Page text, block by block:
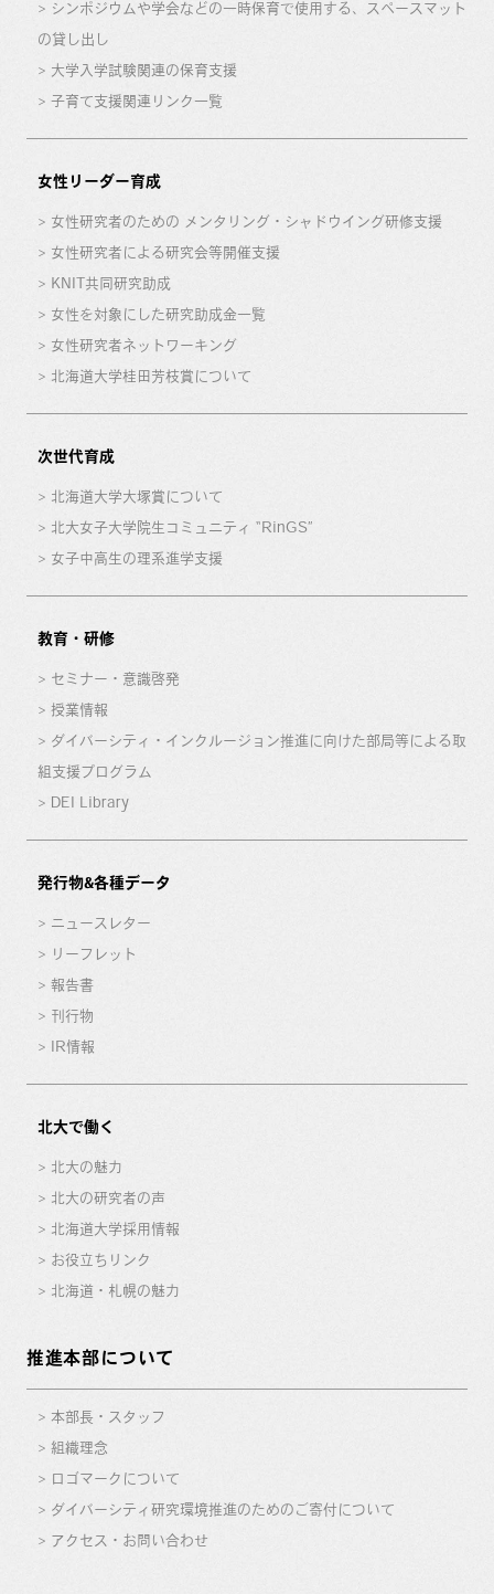
シンポジウムや学会などの一時保育で使用する、スペースマット
の貸し出し
大学入学試験関連の保育支援
子育て支援関連リンク一覧
女性リーダー育成
女性研究者のための メンタリング・シャドウイング研修支援
女性研究者による研究会等開催支援
KNIT共同研究助成
女性を対象にした研究助成金一覧
女性研究者ネットワーキング
北海道大学桂田芳枝賞について
次世代育成
北海道大学大塚賞について
北大女子大学院生コミュニティ “RinGS”
女子中高生の理系進学支援
教育・研修
セミナー・意識啓発
授業情報
ダイバーシティ・インクルージョン推進に向けた部局等による取
組支援プログラム
DEI Library
発行物&各種データ
ニュースレター
リーフレット
報告書
刊行物
IR情報
北大で働く
北大の魅力
北大の研究者の声
北海道大学採用情報
お役立ちリンク
北海道・札幌の魅力
推進本部について
本部長・スタッフ
組織理念
ロゴマークについて
ダイバーシティ研究環境推進のためのご寄付について
アクセス・お問い合わせ